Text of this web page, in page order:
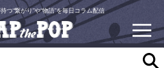
つ“繋がり”や“物語”を毎日コラム配信